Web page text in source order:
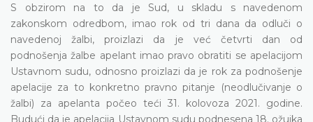
S obzirom na to da je Sud, u skladu s navedenom
zakonskom odredbom, imao rok od tri dana da odluči o
navedenoj žalbi, proizlazi da je već četvrti dan od
podnošenja žalbe apelant imao pravo obratiti se apelacijom
Ustavnom sudu, odnosno proizlazi da je rok za podnošenje
apelacije za to konkretno pravno pitanje (neodlučivanje o
žalbi) za apelanta počeo teći 31. kolovoza 2021. godine.
Budući da je apelacija Ustavnom sudu podnesena 18. ožujka